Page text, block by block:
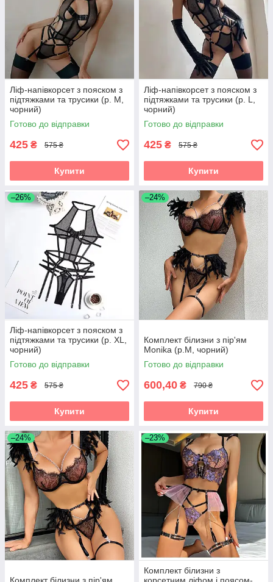
Ліф-напівкорсет з пояском з
підтяжками та трусики (р. М,
чорний)
Готово до відправки
425 ₴ 575 ₴
Купити
Ліф-напівкорсет з пояском з
підтяжками та трусики (р. L,
чорний)
Готово до відправки
425 ₴ 575 ₴
Купити
–26%
Ліф-напівкорсет з пояском з
підтяжками та трусики (р. XL,
чорний)
Готово до відправки
425 ₴ 575 ₴
Купити
–24%
Комплект білизни з пір'ям
Monika (р.M, чорний)
Готово до відправки
600,40 ₴ 790 ₴
Купити
–24% –23%
Комплект білизни з